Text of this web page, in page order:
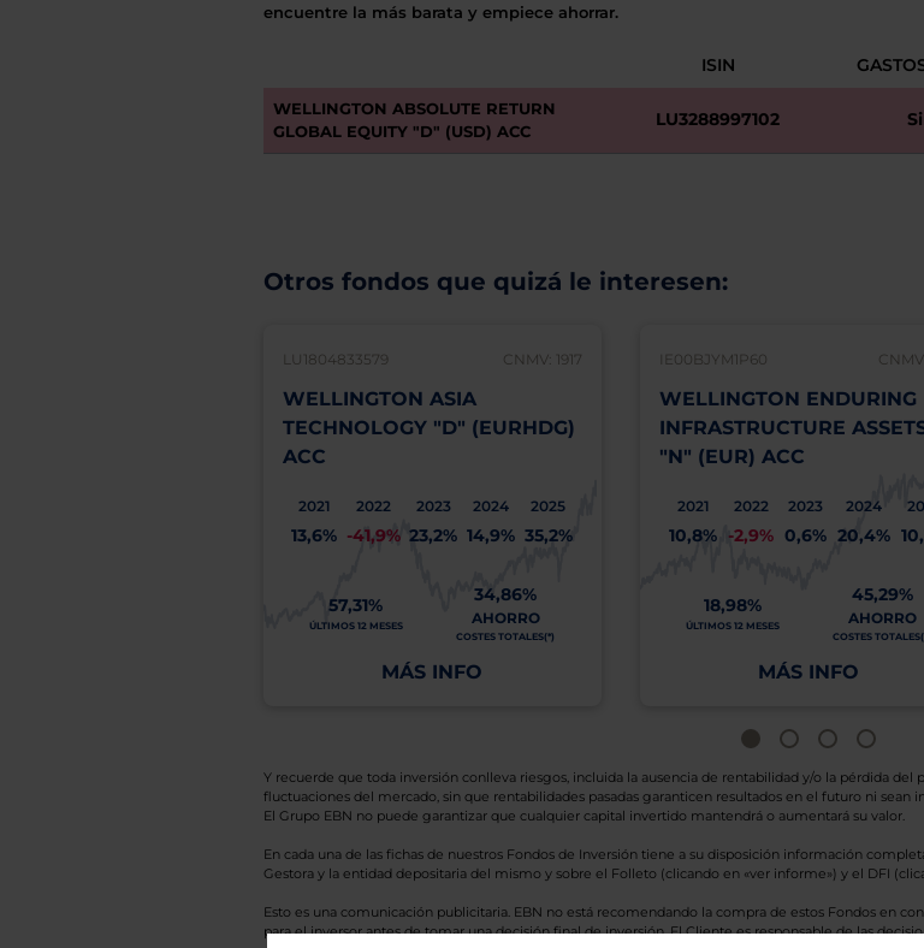
encuentre la más barata y empiece ahorrar.
ISIN
WELLINGTON ABSOLUTE RETURN
GLOBAL EQUITY "D" (USD) ACC
LU3288997102
Otros fondos que quizá le interesen:
LU1804833579 CNMV: 1917
WELLINGTON ASIA
TECHNOLOGY "D" (EURHDG)
ACC
2021
13,6%
2022
-41,9%
2023
23,2%
2024
14,9%
2025
35,2%
57,31%
ÚLTIMOS 12 MESES
34,86%
AHORRO
COSTES TOTALES(*)
MÁS INFO
IE00BJYM1P60
WELLINGTON ENDURING
INFRASTRUCTURE
"N" (EUR) ACC
2021
10,8%
2022
-2,9%
2023
0,6%
2024
20,4%
18,98%
ÚLTIMOS 12 MESES
45,29%
AHORRO
COSTES
MÁS INFO
Y recuerde que toda inversión conlleva riesgos, incluida la ausencia de rentabilidad y/o la pérdida del
fluctuaciones del mercado, sin que rentabilidades pasadas garanticen resultados en el futuro ni sean
El Grupo EBN no puede garantizar que cualquier capital invertido mantendrá o aumentará su valor.
En cada una de las fichas de nuestros Fondos de Inversión tiene a su disposición información
Gestora y la entidad depositaria del mismo y sobre el Folleto (clicando en «ver informe») y el DFI
Esto es una comunicación publicitaria. EBN no está recomendando la compra de estos Fondos en
para el inversor antes de tomar una decisión final de inversión. El Cliente es responsable de las